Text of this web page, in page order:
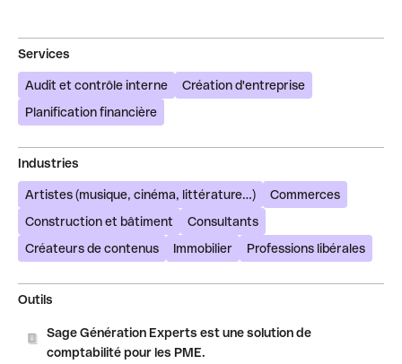
Services
Audit et contrôle interne
Création d'entreprise
Planification financière
Industries
Artistes (musique, cinéma, littérature…)
Commerces
Construction et bâtiment
Consultants
Créateurs de contenus
Immobilier Professions libérales
Outils
Sage Génération Experts est une solution de
comptabilité pour les PME.